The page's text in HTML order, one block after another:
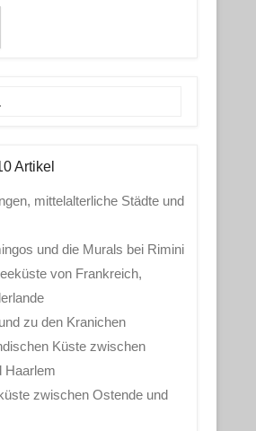
Artikel
mittelalterliche Städte und
und die Murals bei Rimini
von Frankreich,
zu den Kranichen
Küste zwischen
Haarlem
zwischen Ostende und